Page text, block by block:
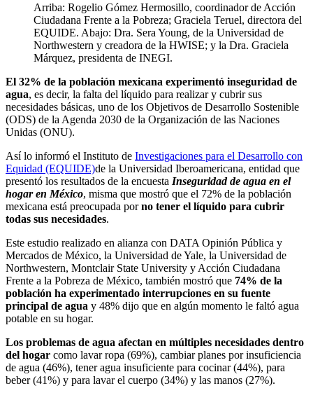
Arriba: Rogelio Gómez Hermosillo, coordinador de Acción
Ciudadana Frente a la Pobreza; Graciela Teruel, directora del
EQUIDE. Abajo: Dra. Sera Young, de la Universidad de
Northwestern y creadora de la HWISE; y la Dra. Graciela
Márquez, presidenta de INEGI.
El 32% de la población mexicana experimentó inseguridad de
agua, es decir, la falta del líquido para realizar y cubrir sus
necesidades básicas, uno de los Objetivos de Desarrollo Sostenible
(ODS) de la Agenda 2030 de la Organización de las Naciones
Unidas (ONU).
Así lo informó el Instituto de Investigaciones para el Desarrollo con
Equidad (EQUIDE)de la Universidad Iberoamericana, entidad que
presentó los resultados de la encuesta Inseguridad de agua en el
hogar en México, misma que mostró que el 72% de la población
mexicana está preocupada porno tener el líquido para cubrir
todas sus necesidades.
Este estudio realizado en alianza con DATA Opinión Pública y
Mercados de México, la Universidad de Yale, la Universidad de
Northwestern, Montclair State University y Acción Ciudadana
Frente a la Pobreza de México, también mostró que 74% de la
población ha experimentado interrupciones en su fuente
principal de agua y 48% dijo que en algún momento le faltó agua
potable en su hogar.
Los problemas de agua afectan en múltiples necesidades dentro
del hogar como lavar ropa (69%), cambiar planes por insuficiencia
de agua (46%), tener agua insuficiente para cocinar (44%), para
beber (41%) y para lavar el cuerpo (34%) y las manos (27%).